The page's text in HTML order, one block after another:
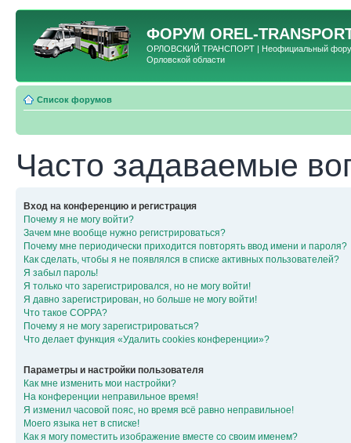
ФОРУМ OREL-
ОРЛОВСКИЙ ТРАНСПОРТ | Неофициальный форум
Орловской области
Список форумов
Часто задаваемые
Вход на конференцию и регистрация
Почему я не могу войти?
Зачем мне вообще нужно регистрироваться?
Почему мне периодически приходится повторять ввод имени и пароля?
Как сделать, чтобы я не появлялся в списке активных пользователей?
Я забыл пароль!
Я только что зарегистрировался, но не могу войти!
Я давно зарегистрирован, но больше не могу войти!
Что такое COPPA?
Почему я не могу зарегистрироваться?
Что делает функция «Удалить cookies конференции»?
Параметры и настройки пользователя
Как мне изменить мои настройки?
На конференции неправильное время!
Я изменил часовой пояс, но время всё равно неправильное!
Моего языка нет в списке!
Как я могу поместить изображение вместе со своим именем?